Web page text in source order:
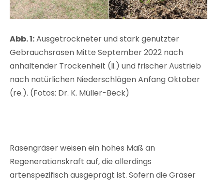
Abb. 1:Ausgetrockneter und stark genutzter
Gebrauchsrasen Mitte September 2022 nach
anhaltender Trockenheit (li.) und frischer Austrieb
nach natürlichen Niederschlägen Anfang Oktober
(re.). (Fotos: Dr. K. Müller-Beck)
Rasengräser weisen ein hohes Maß an
Regenerationskraft auf, die allerdings
artenspezifisch ausgeprägt ist. Sofern die Gräser